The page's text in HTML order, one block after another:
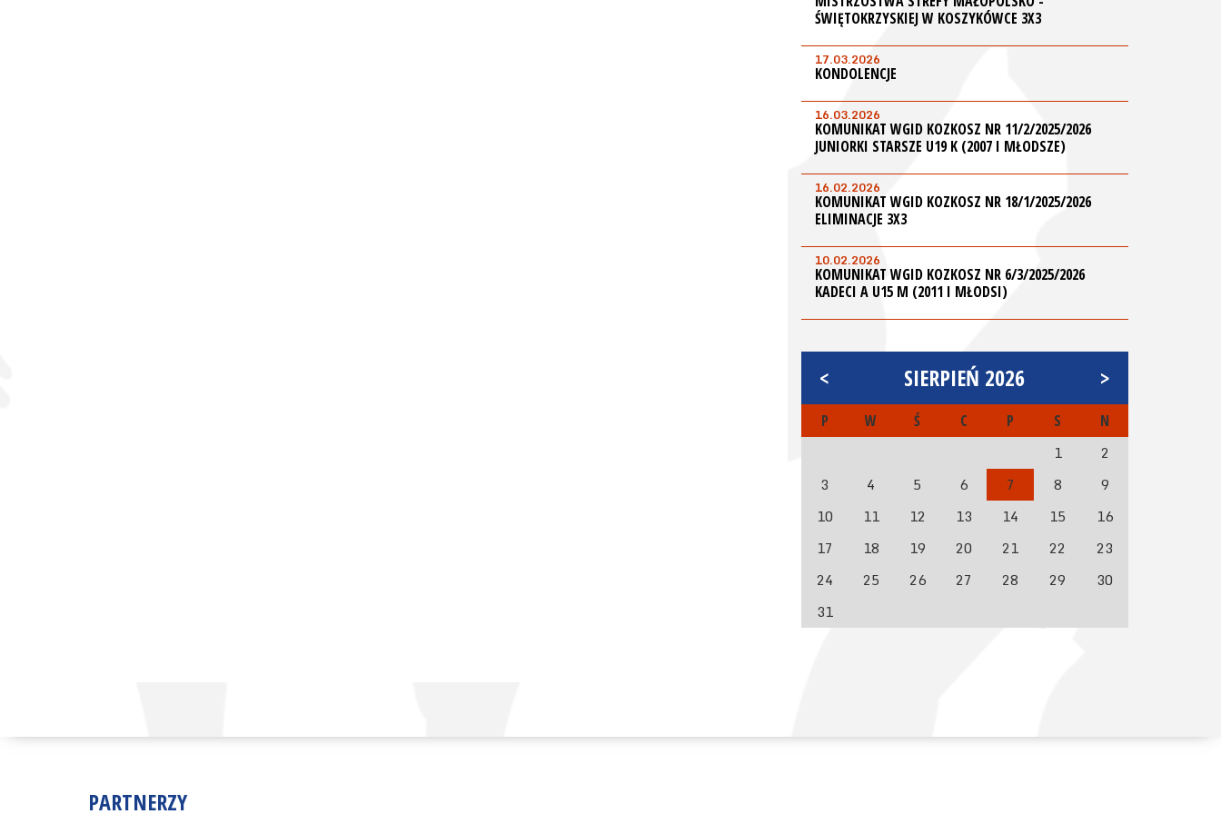
ŚWIĘTOKRZYSKIEJ W KOSZYKÓWCE 3X3
17.03.2026
KONDOLENCJE
16.03.2026
KOMUNIKAT WGID KOZKOSZ NR 11/2/2025/2026
JUNIORKI STARSZE U19 K (2007 I MŁODSZE)
16.02.2026
KOMUNIKAT WGID KOZKOSZ NR 18/1/2025/2026
ELIMINACJE 3X3
10.02.2026
KOMUNIKAT WGID KOZKOSZ NR 6/3/2025/2026
KADECI A U15 M (2011 I MŁODSI)
< SIERPIEŃ 2026 >
P W Ś C P S N
1
2
3
4 5 6 7 8
9
10
11 12 13 14 15
16
17
18 19 20 21 22
23
24
25 26 27 28 29
30
31
PARTNERZY